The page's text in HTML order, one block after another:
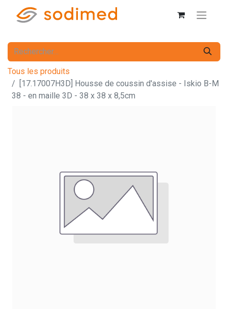
Tous les produits
[17.17007H3D] Housse de coussin d'assise - Iskio B-M
38 - en maille 3D - 38 x 38 x 8,5cm